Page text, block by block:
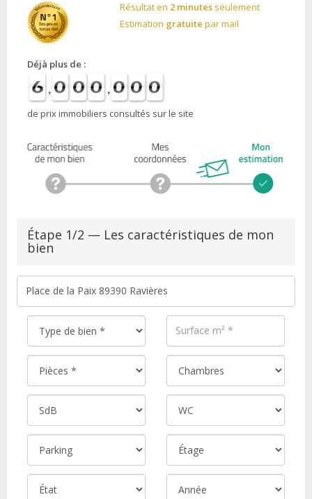
Résultat en 2 minutes seulement
Estimation gratuite par mail
Déjà plus de :
de prix immobiliers consultés sur le site
Étape 1/2 — Les caractéristiques de mon
bien